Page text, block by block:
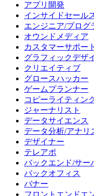
アプリ開発
インサイドセール
エンジニア/プログ
オウンドメディア
カスタマーサポート
グラフィックデザ
クリエイティブ
グロースハッカー
ゲームプランナー
コピーライティン
ジャーナリスト
データサイエンス
データ分析/アナリ
デザイナー
テレアポ
バックエンド/サー
バックオフィス
バナー
フロントエンドエ